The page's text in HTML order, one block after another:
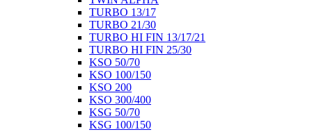
TURBO 13/17
TURBO 21/30
TURBO HI FIN 13/17/21
TURBO HI FIN 25/30
KSO 50/70
KSO 100/150
KSO 200
KSO 300/400
KSG 50/70
KSG 100/150